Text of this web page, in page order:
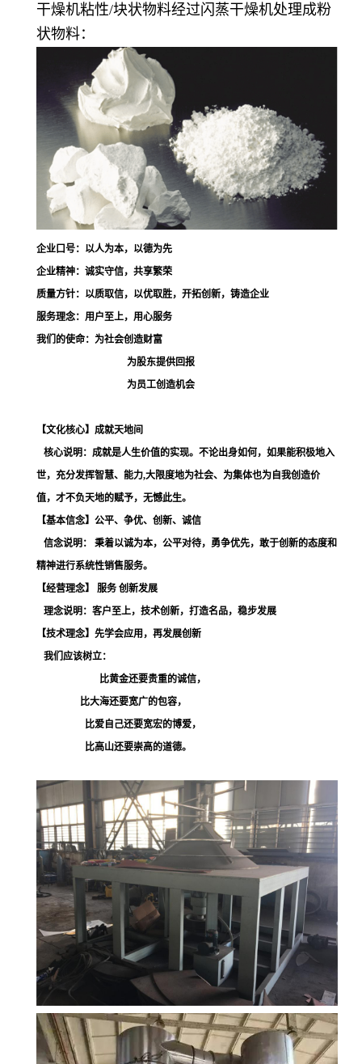
干燥机粘性/块状物料经过闪蒸干燥机处理成粉
状物料：
企业口号： 以人为本，以德为先
企业精神： 诚实守信，共享繁荣
质量方针： 以质取信，以优取胜，开拓创新，铸造企业
服务理念： 用户至上，用心服务
我们的使命： 为社会创造财富
为股东提供回报
为员工创造机会
【文化核心】 成就天地间
核心说明：成就是人生价值的实现。不论出身如何，如果能积极地入
世，充分发挥智慧、能力,大限度地为社会、为集体也为自我创造价
值，才不负天地的赋予，无憾此生。
【基本信念】 公平、争优、创新、诚信
信念说明： 秉着以诚为本，公平对待，勇争优先，敢于创新的态度和
精神进行系统性销售服务。
【经营理念】
服务 创新发展
理念说明：客户至上，技术创新，打造名品，稳步发展
【技术理念】 先学会应用，再发展创新
我们应该树立：
比黄金还要贵重的诚信，
比大海还要宽广的包容，
比爱自己还要宽宏的博爱，
比高山还要崇高的道德。